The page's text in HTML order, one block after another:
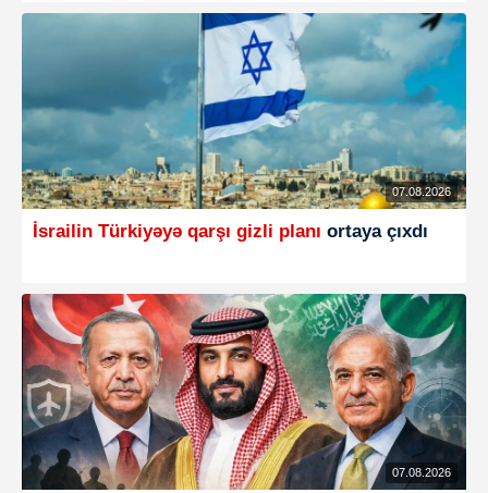
07.08.2026
İsrailin Türkiyəyə qarşı gizli planı ortaya çıxdı
07.08.2026